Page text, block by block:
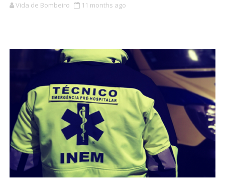
Vida de Bombeiro 11 months ago